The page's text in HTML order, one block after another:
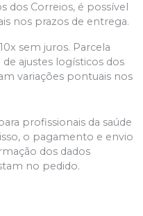
dos Correios, é possível
nos prazos de entrega.
sem juros. Parcela
ajustes logísticos dos
variações pontuais nos
profissionais da saúde
o pagamento e envio
dos dados
no pedido.